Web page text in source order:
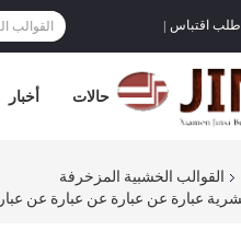
طلب اقتباس
أخبار حالات
القوالب الخشبية المزخرفة